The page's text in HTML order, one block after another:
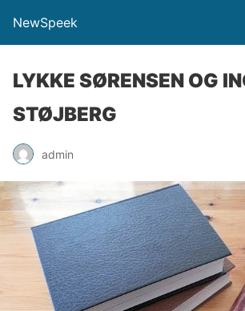
NewSpeek
LYKKE SØRENSEN OG
STØJBERG
admin